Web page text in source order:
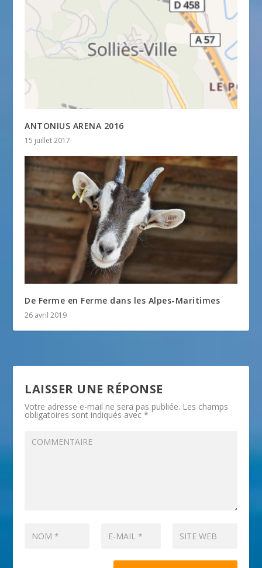
ANTONIUS ARENA 2016
15 juillet 2017
De Ferme en Ferme dans les Alpes-Maritimes
26 avril 2019
LAISSER UNE RÉPONSE
Votre adresse e-mail ne sera pas publiée. Les champs
obligatoires sont indiqués avec*